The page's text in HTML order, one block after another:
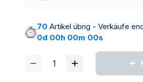
70 Artikel übrig - Verkäufe
0d 00h 00m 00s